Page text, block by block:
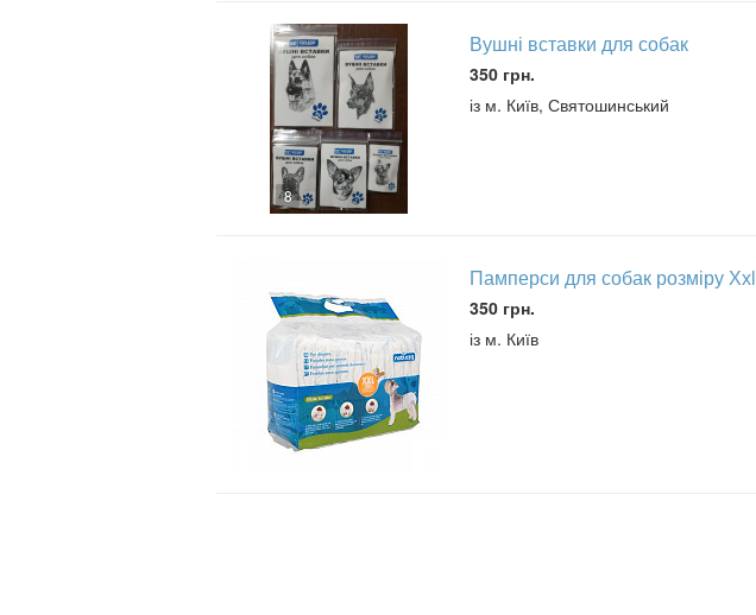
8
Вушні вставки для собак
350 грн.
із м. Київ, Святошинський
Памперси для собак розміру Ххl
350 грн.
із м. Київ